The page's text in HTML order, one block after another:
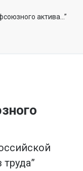
актива...”